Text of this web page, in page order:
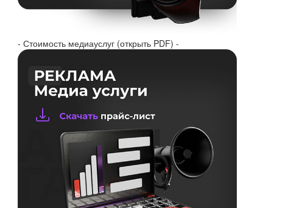
- Стоимость медиауслуг (открыть PDF) -